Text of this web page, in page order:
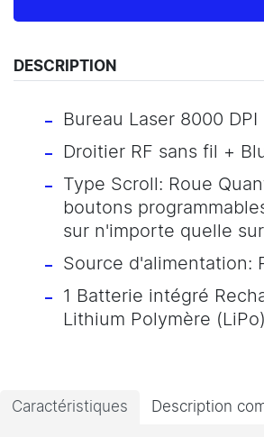
DESCRIPTION
Bureau Laser 8000 DPI
Droitier RF sans fil +
Type Scroll: Roue
boutons
sur n'importe quelle
Source d'alimentation:
1 Batterie intégré
Lithium Polymère
Caractéristiques Description